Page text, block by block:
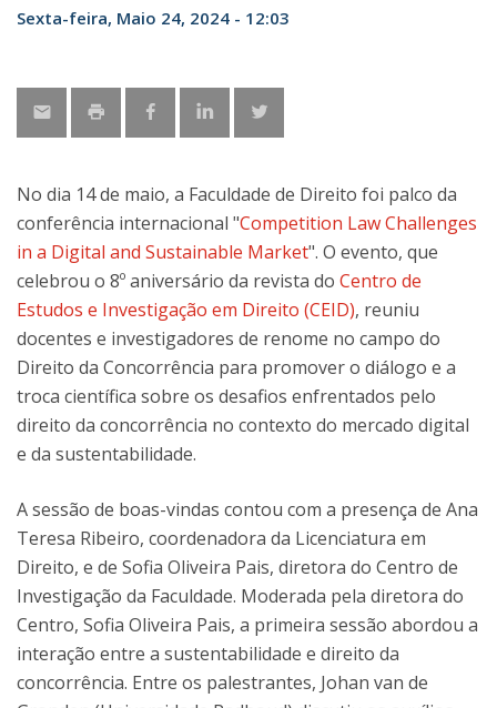
Sexta-feira, Maio 24, 2024 - 12:03
No dia 14 de maio, a Faculdade de Direito foi palco da
conferência internacional "Competition Law Challenges
in a Digital and Sustainable Market". O evento, que
celebrou o 8º aniversário da revista do Centro de
Estudos e Investigação em Direito (CEID), reuniu
docentes e investigadores de renome no campo do
Direito da Concorrência para promover o diálogo e a
troca científica sobre os desafios enfrentados pelo
direito da concorrência no contexto do mercado digital
e da sustentabilidade.
A sessão de boas-vindas contou com a presença de Ana
Teresa Ribeiro, coordenadora da Licenciatura em
Direito, e de Sofia Oliveira Pais, diretora do Centro de
Investigação da Faculdade. Moderada pela diretora do
Centro, Sofia Oliveira Pais, a primeira sessão abordou a
interação entre a sustentabilidade e direito da
concorrência. Entre os palestrantes, Johan van de